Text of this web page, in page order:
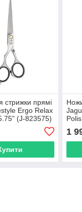
стрижки прямі
Ergo Relax
(J-823575)
1